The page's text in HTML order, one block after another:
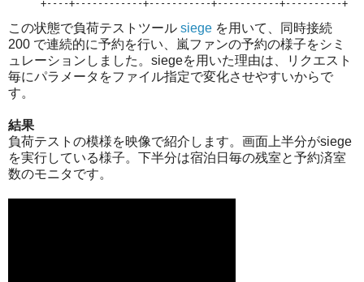
この状態で負荷テストツール siege を用いて、同時接続
200 で連続的に予約を行い、嵐ファンの予約の様子をシミ
ュレーションしました。siegeを用いた理由は、リクエスト
毎にパラメータをファイル指定で変化させやすいからで
す。
結果
負荷テストの模様を映像で紹介します。画面上半分がsiege
を実行している様子。下半分は宿泊日毎の残室と予約済室
数のモニタです。